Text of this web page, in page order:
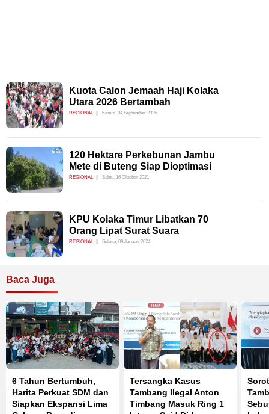
Kuota Calon Jemaah Haji Kolaka
Utara 2026 Bertambah
REGIONAL Kamis, 04 September 2025
120 Hektare Perkebunan Jambu
Mete di Buteng Siap Dioptimasi
REGIONAL Sabtu, 16 Oktober 2021
KPU Kolaka Timur Libatkan 70
Orang Lipat Surat Suara
REGIONAL Selasa, 09 Januari 2024
Baca Juga
6 Tahun Bertumbuh,
Harita Perkuat SDM dan
Siapkan Ekspansi Lima
Tersangka Kasus
Tambang Ilegal Anton
Timbang Masuk Ring 1